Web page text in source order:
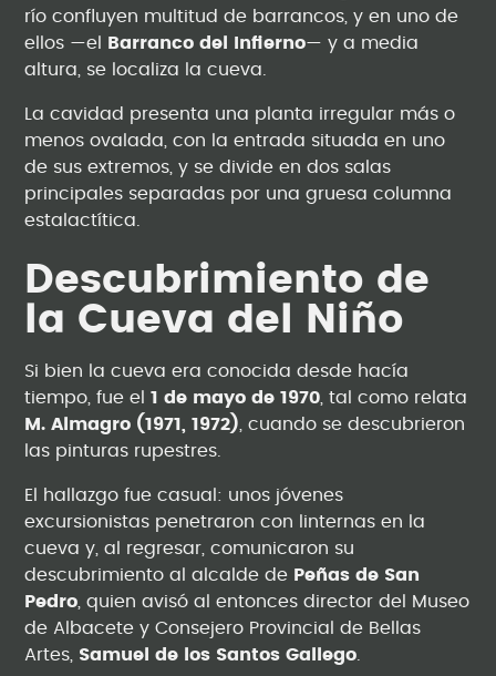
río confluyen multitud de barrancos, y en uno de
ellos —el
Barranco del Infierno— y a media
altura, se localiza la cueva.
La cavidad presenta una planta irregular más o
menos ovalada, con la entrada situada en uno
de sus extremos, y se divide en dos salas
principales separadas por una gruesa columna
estalactítica.
Descubrimiento de
la Cueva del Niño
Si bien la cueva era conocida desde hacía
tiempo, fue el1 de mayo de 1970 , tal como relata
M. Almagro (1971, 1972) , cuando se descubrieron
las pinturas rupestres.
El hallazgo fue casual: unos jóvenes
excursionistas penetraron con linternas en la
cueva y, al regresar, comunicaron su
descubrimiento al alcalde de Peñas de San
Pedro , quien avisó al entonces director del Museo
de Albacete y Consejero Provincial de Bellas
Artes, Samuel de los Santos Gallego